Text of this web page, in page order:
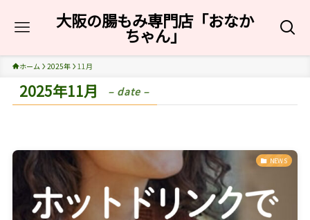
大阪の腸もみ専門店「おなか
ちゃん」
ホーム 2025年 11月
2025年11月 – date –
NEWS